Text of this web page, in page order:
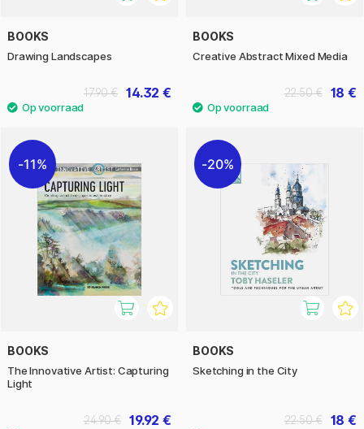
BOOKS
Drawing Landscapes
14.32 €
17.90 €
BOOKS
Creative Abstract Mixed Media
18 €
22.50 €
11%
BOOKS
The Innovative Artist: Capturing
Light
19.92 €
24.90 €
20%
BOOKS
Sketching in the City
18 €
22.50 €